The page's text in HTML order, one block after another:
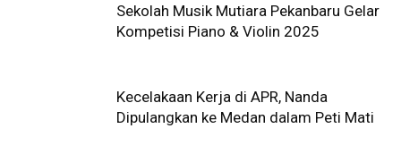
Sekolah Musik Mutiara Pekanbaru Gelar
Kompetisi Piano & Violin 2025
Kecelakaan Kerja di APR, Nanda
Dipulangkan ke Medan dalam Peti Mati